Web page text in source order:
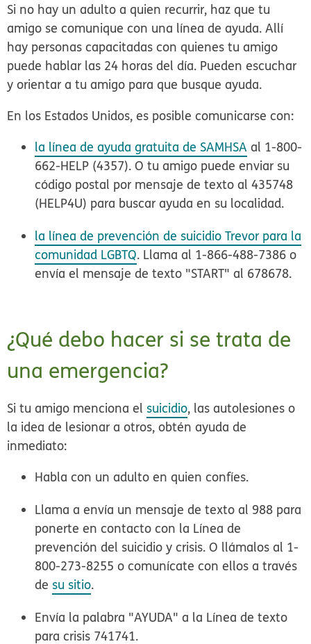
Si no hay un adulto a quien recurrir, haz que tu
amigo se comunique con una línea de ayuda. Allí
hay personas capacitadas con quienes tu amigo
puede hablar las 24 horas del día. Pueden escuchar
y orientar a tu amigo para que busque ayuda.
En los Estados Unidos, es posible comunicarse con:
la línea de ayuda gratuita de SAMHSA al 1-800-
662-HELP (4357). O tu amigo puede enviar su
código postal por mensaje de texto al 435748
(HELP4U) para buscar ayuda en su localidad.
la línea de prevención de suicidio Trevor para la
comunidad LGBTQ. Llama al 1-866-488-7386 o
envía el mensaje de texto "START" al 678678.
¿Qué debo hacer si se trata de
una emergencia?
Si tu amigo menciona el suicidio, las autolesiones o
la idea de lesionar a otros, obtén ayuda de
inmediato:
Habla con un adulto en quien confíes.
Llama a envía un mensaje de texto al 988 para
ponerte en contacto con la Línea de
prevención del suicidio y crisis. O llámalos al 1-
800-273-8255 o comunícate con ellos a través
de su sitio.
Envía la palabra "AYUDA" a la Línea de texto
para crisis 741741.